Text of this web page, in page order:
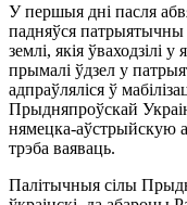
У першыя дні пасля
падняўся патрыятычны
землі, якія ўваходзілі
прымалі ўдзел у
адпраўляліся ў
Прыдняпроўскай
нямецка-аўстрыйскую
трэба ваяваць.
Палітычныя сілы